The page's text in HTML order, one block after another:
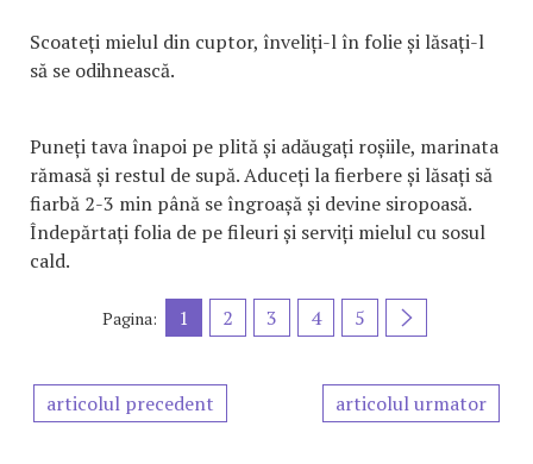
Scoateți mielul din cuptor, înveliți-l în folie și lăsați-l
să se odihnească.
Puneți tava înapoi pe plită și adăugați roșiile, marinata
rămasă și restul de supă. Aduceți la fierbere și lăsați să
fiarbă 2-3 min până se îngroașă și devine siropoasă.
Îndepărtați folia de pe fileuri și serviți mielul cu sosul
cald.
Pagina: 1 2 3 4 5
articolul precedent articolul urmator